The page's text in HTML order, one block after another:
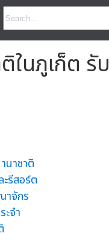
ในภูเก็ต รับ
นาชาติ
รีสอร์ต
าจักร
ะจำ